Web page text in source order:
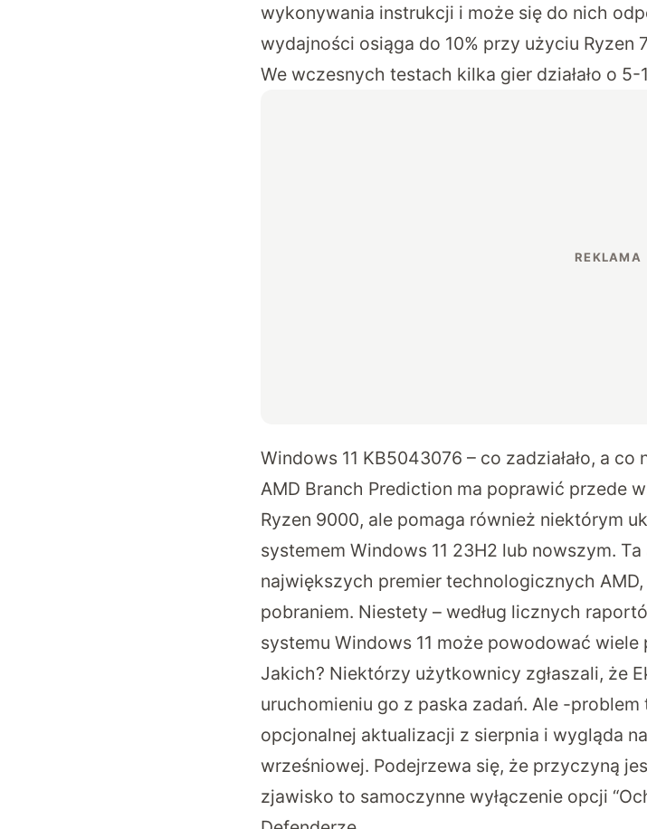
wykonywania instrukcji i może się do nich
wydajności osiąga do 10% przy użyciu Ryzen
We wczesnych testach kilka gier działało o
Windows 11 KB5043076 – co zadziałało, a co
AMD Branch Prediction ma poprawić przede
Ryzen 9000, ale pomaga również niektórym
systemem Windows 11 23H2 lub nowszym.
największych premier technologicznych
pobraniem. Niestety – według licznych
systemu Windows 11 może powodować wiele
Jakich? Niektórzy użytkownicy zgłaszali, że
uruchomieniu go z paska zadań. Ale -
opcjonalnej aktualizacji z sierpnia i wygląda
wrześniowej. Podejrzewa się, że przyczyną
zjawisko to samoczynne wyłączenie opcji